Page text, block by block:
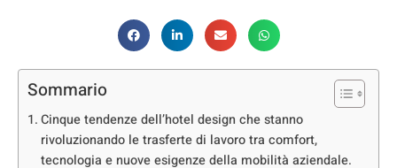
Sommario
Cinque tendenze dell’hotel design che stanno
rivoluzionando le trasferte di lavoro tra comfort,
tecnologia e nuove esigenze della mobilità aziendale.